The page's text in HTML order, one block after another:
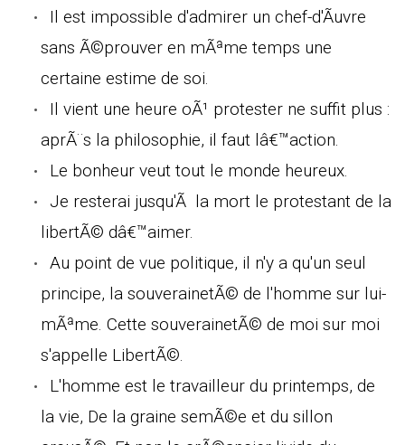
Il est impossible d'admirer un chef-d'Ãuvre
sans Ã©prouver en mÃªme temps une
certaine estime de soi.
Il vient une heure oÃ¹ protester ne suffit plus :
aprÃ¨s la philosophie, il faut lâ€™action.
Le bonheur veut tout le monde heureux.
Je resterai jusqu'Ã la mort le protestant de la
libertÃ© dâ€™aimer.
Au point de vue politique, il n'y a qu'un seul
principe, la souverainetÃ© de l'homme sur lui-
mÃªme. Cette souverainetÃ© de moi sur moi
s'appelle LibertÃ©.
L'homme est le travailleur du printemps, de
la vie, De la graine semÃ©e et du sillon